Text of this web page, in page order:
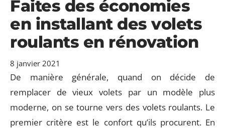
Faites des économies
en installant des volets
roulants en rénovation
8 janvier 2021
De manière générale, quand on décide de
remplacer de vieux volets par un modèle plus
moderne, on se tourne vers des volets roulants. Le
premier critère est le confort qu’ils procurent. En